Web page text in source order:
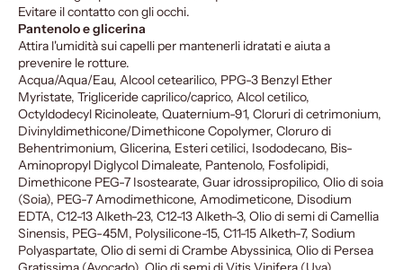
Evitare il contatto con gli occhi.
Pantenolo e glicerina
Attira l'umidità sui capelli per mantenerli idratati e aiuta a
prevenire le rotture.
Acqua/Aqua/Eau, Alcool cetearilico, PPG-3 Benzyl Ether
Myristate, Trigliceride caprilico/caprico, Alcol cetilico,
Octyldodecyl Ricinoleate, Quaternium-91, Cloruri di cetrimonium,
Divinyldimethicone/Dimethicone Copolymer, Cloruro di
Behentrimonium, Glicerina, Esteri cetilici, Isododecano, Bis-
Aminopropyl Diglycol Dimaleate, Pantenolo, Fosfolipidi,
Dimethicone PEG-7 Isostearate, Guar idrossipropilico, Olio di soia
(Soia), PEG-7 Amodimethicone, Amodimeticone, Disodium
EDTA, C12-13 Alketh-23, C12-13 Alketh-3, Olio di semi di Camellia
Sinensis, PEG-45M, Polysilicone-15, C11-15 Alketh-7, Sodium
Polyaspartate, Olio di semi di Crambe Abyssinica, Olio di Persea